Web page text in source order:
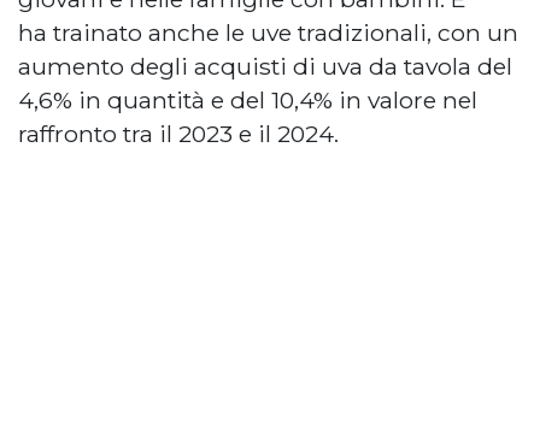
ha trainato anche le uve tradizionali, con un
aumento degli acquisti di uva da tavola del
4,6% in quantità e del 10,4% in valore nel
raffronto tra il 2023 e il 2024.